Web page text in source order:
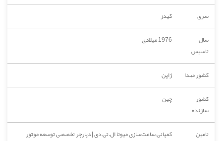
سری
کیدز
سال
تاسیس
1976 میلادی
کشور مبدا
ژاپن
کشور
سازنده
چین
تامین
کمپانی ساعت‌سازی میوتا ال.تی.دی | دپارچر تخصصی توسعه موتور